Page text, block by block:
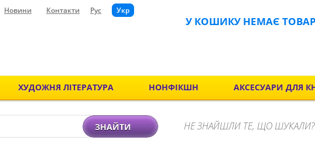
Новини Контакти Рус Укр
У КОШИКУ НЕМАЄ
ХУДОЖНЯ ЛІТЕРАТУРА НОНФІКШН АКСЕСУАРИ ДЛЯ
ЗНАЙТИ НЕ ЗНАЙШЛИ ТЕ, ЩО ШУКАЛИ?